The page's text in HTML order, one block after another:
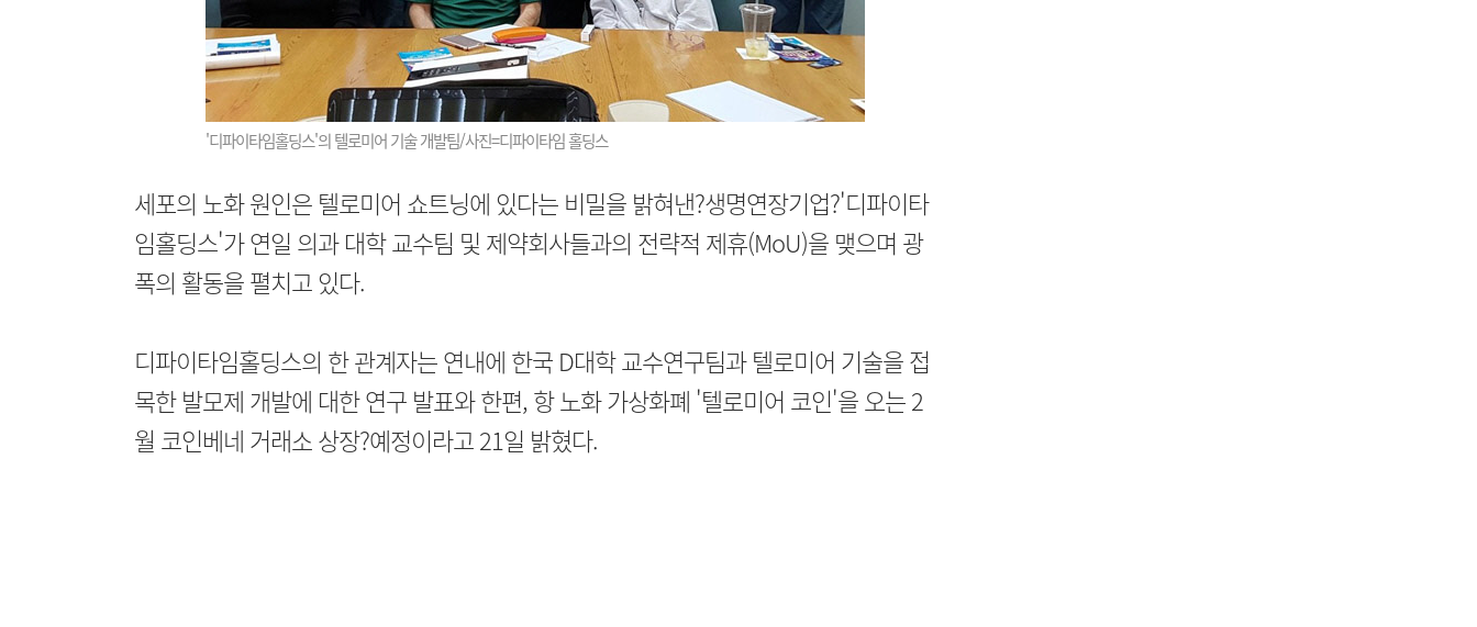
'디파이타임홀딩스'의 텔로미어 기술 개발팀/사진=디파이타임 홀딩스
세포의 노화 원인은 텔로미어 쇼트닝에 있다는 비밀을 밝혀낸?생명연장기업?'디파이타
임홀딩스'가 연일 의과 대학 교수팀 및 제약회사들과의 전략적 제휴(MoU)을 맺으며 광
폭의 활동을 펼치고 있다.
디파이타임홀딩스의 한 관계자는 연내에 한국 D대학 교수연구팀과 텔로미어 기술을 접
목한 발모제 개발에 대한 연구 발표와 한편, 항 노화 가상화폐 '텔로미어 코인'을 오는 2
월 코인베네 거래소 상장?예정이라고 21일 밝혔다.